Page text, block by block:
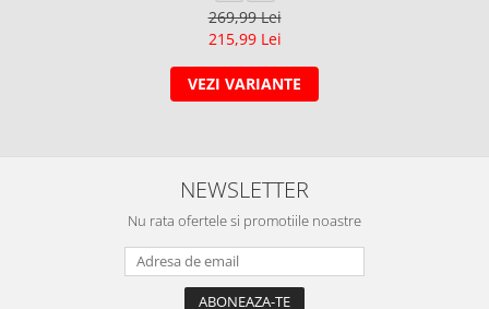
269,99 Lei
215,99 Lei
VEZI VARIANTE
NEWSLETTER
Nu rata ofertele si promotiile noastre